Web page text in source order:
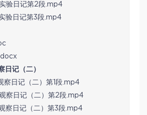
验日记第2段.mp4
验日记第3段.mp4
记（二）
察日记（二）第1段.mp4
察日记（二）第2段.mp4
察日记（二）第3段.mp4